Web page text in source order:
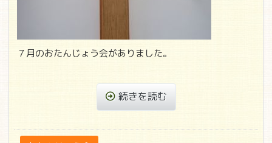
７月のおたんじょう会がありました。
続きを読む